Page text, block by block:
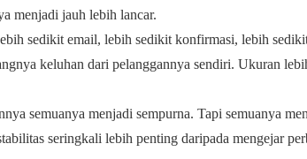
menjadi jauh lebih lancar.
sedikit email, lebih sedikit konfirmasi, lebih
keluhan dari pelanggannya sendiri. Ukuran
semuanya menjadi sempurna. Tapi semuanya
seringkali lebih penting daripada mengejar